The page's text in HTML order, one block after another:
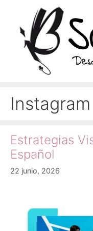
contenido
Instagram
Estrategias
Español
22 junio, 2026